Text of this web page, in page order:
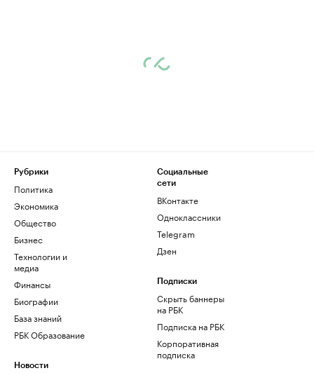
Рубрики
Политика
Экономика
Общество
Бизнес
Технологии и
медиа
Финансы
Биографии
База знаний
РБК Образование
Новости
Социальные
сети
ВКонтакте
Одноклассники
Telegram
Дзен
Подписки
Скрыть баннеры
на РБК
Подписка на РБК
Корпоративная
подписка